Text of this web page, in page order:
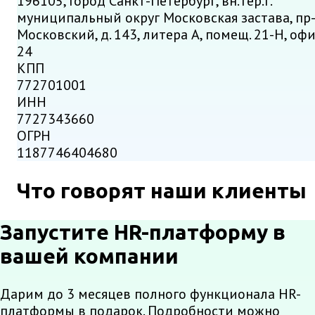
муниципальный округ Московская застава,
Московский, д. 143, литера А, помещ. 21-Н,
24
КПП
772701001
ИНН
7727343660
ОГРН
1187746404680
Что говорят наши клиенты
Запустите HR-платформу в
вашей компании
Дарим до 3 месяцев полного функционала HR-
платформы в подарок. Подробности можно